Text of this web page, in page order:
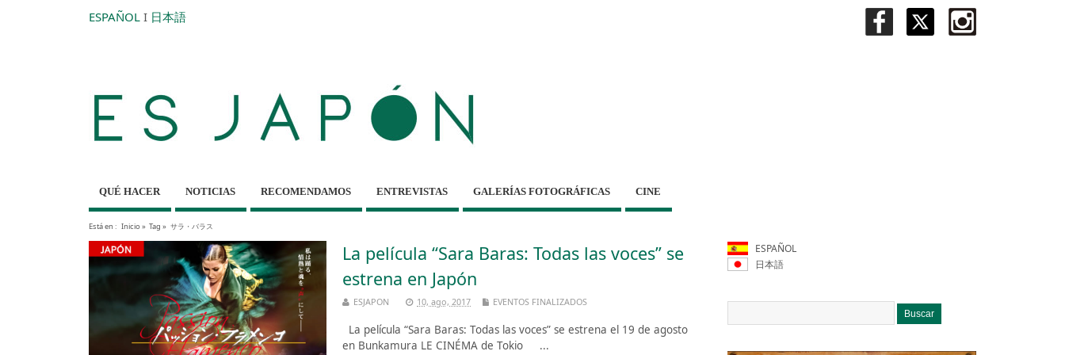
ESPAÑOL I 日本語
QUÉ HACER NOTICIAS RECOMENDAMOS ENTREVISTAS GALERÍAS FOTOGRÁFICAS CINE
Está en : Inicio» Tag » サラ・バラス
La película “Sara Baras: Todas las voces” se
estrena en Japón
ESJAPON 10, ago, 2017 EVENTOS FINALIZADOS
La película “Sara Baras: Todas las voces” se estrena el 19 de agosto
en Bunkamura LE CINÉMA de Tokio ...
ESPAÑOL
日本語